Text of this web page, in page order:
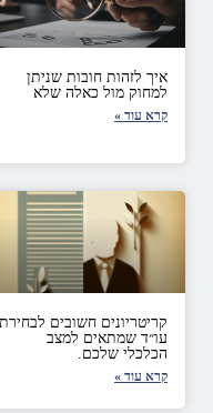
איך לזהות חובות שניתן
למחוק מול כאלה שלא
קרא עוד »
קריטריונים חשובים לבחירת
עו״ד שמתאים למצב
הכלכלי שלכם.
קרא עוד »